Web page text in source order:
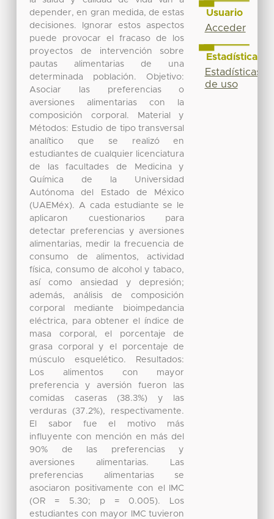
depender, en gran medida, de estas
decisiones. Ignorar estos aspectos
puede provocar el fracaso de los
proyectos de intervención sobre
pautas alimentarias de una
determinada población. Objetivo:
Asociar las preferencias o
aversiones alimentarias con la
composición corporal. Material y
Métodos: Estudio de tipo transversal
analítico que se realizó en
estudiantes de cualquier licenciatura
de las facultades de Medicina y
Química de la Universidad
Autónoma del Estado de México
(UAEMéx). A cada estudiante se le
aplicaron cuestionarios para
detectar preferencias y aversiones
alimentarias, medir la frecuencia de
consumo de alimentos, actividad
física, consumo de alcohol y tabaco,
así como ansiedad y depresión;
además, análisis de composición
corporal mediante bioimpedancia
eléctrica, para obtener el índice de
masa corporal, el porcentaje de
grasa corporal y el porcentaje de
músculo esquelético. Resultados:
Los alimentos con mayor
preferencia y aversión fueron las
comidas caseras (38.3%) y las
verduras (37.2%), respectivamente.
El sabor fue el motivo más
influyente con mención en más del
90% de las preferencias y
aversiones alimentarias. Las
preferencias alimentarias se
asociaron positivamente con el IMC
(OR = 5.30; p = 0.005). Los
estudiantes con mayor IMC tuvieron
Usuario
Acceder
Estadísticas
Estadísticas
de uso